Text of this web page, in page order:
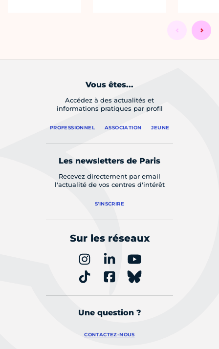
Vous êtes...
Accédez à des actualités et
informations pratiques par profil
PROFESSIONNEL ASSOCIATION JEUNE
Les newsletters de Paris
Recevez directement par email
l'actualité de vos centres d'intérêt
S'INSCRIRE
Sur les réseaux
Une question ?
CONTACTEZ-NOUS